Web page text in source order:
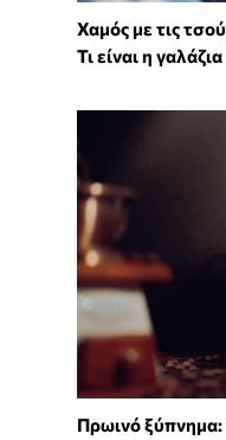
Χαμός με τις
Τι είναι η
Πρωινό ξύπνημα: